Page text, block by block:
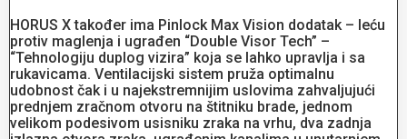
HORUS X također ima Pinlock Max Vision dodatak – leću
protiv maglenja i ugrađen “Double Visor Tech” –
“Tehnologiju duplog vizira” koja se lahko upravlja i sa
rukavicama. Ventilacijski sistem pruža optimalnu
udobnost čak i u najekstremnijim uslovima zahvaljujući
prednjem zračnom otvoru na štitniku brade, jednom
velikom podesivom usisniku zraka na vrhu, dva zadnja